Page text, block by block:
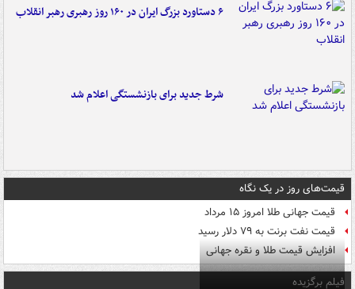
۶ دستاورد بزرگ ایران در ۱۶۰ روز رهبری رهبر انقلاب
شرط جدید برای بازنشستگی اعلام شد
قیمت‌های روز در یک نگاه
قیمت جهانی طلا امروز ۱۵ مرداد
قیمت نفت برنت به ۷۹ دلار رسید
افزایش قیمت طلا و نقره جهانی
فیلم برگزیده